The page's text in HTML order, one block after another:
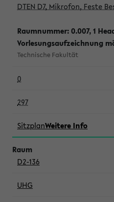
DTEN D7, Mikrofon, Feste
Raumnummer: 0.007, 1
Vorlesungsaufzeichnung
Technische Fakultät
0
297
SitzplanWeitere Info
D2-136
UHG